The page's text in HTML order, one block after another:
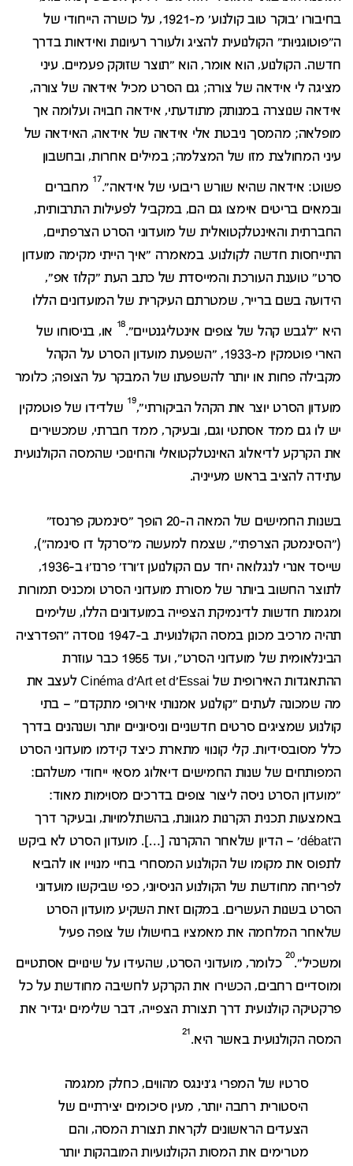
בחיבורו 'בוקר טוב קולנוע' מ-1921, על כושרה הייחודי של
ה"פוטוגניוּת" הקולנועית להציג ולעורר רעיונות ואידאות בדרך
חדשה. הקולנוע, הוא אומר, הוא "תוצר שזוקק פעמיים. עיני
מציגה לי אידאה של צורה; גם הסרט מכיל אידאה של צורה,
אידאה שנוצרה במנותק מתודעתי, אידאה חבויה ועלומה אך
מופלאה; מהמסך ניבטת אלי אידאה של אידאה, האידאה של
עיני המחולצת מזו של המצלמה; במילים אחרות, ובחשבון
פשוט: אידאה שהיא שורש ריבועי של אידאה".
17
מחברים
ובמאים בריטים אימצו גם הם, במקביל לפעילות התרבותית,
החברתית והאינטלקטואלית של מועדוני הסרט הצרפתיים,
התייחסות חדשה לקולנוע. במאמרה "איך הייתי מקימה מועדון
סרט" טוענת העורכת והמייסדת של כתב העת "קלוז אפ",
הידועה בשם ברייר, שמטרתם העיקרית של המועדונים הללו
היא "לגבש קהל של צופים אינטליגנטיים".
18
או, בניסוחו של
הארי פוטמקין מ-1933, "השפעת מועדון הסרט על הקהל
מקבילה פחות או יותר להשפעתו של המבקר על הצופה; כלומר
מועדון הסרט יוצר את הקהל הביקורתי",
19
שלדידו של פוטמקין
יש לו גם ממד אסתטי וגם, ובעיקר, ממד חברתי, שמכשירים
את הקרקע לדיאלוג האינטלקטואלי והחינוכי שהמסה הקולנועית
עתידה להציב בראש מעייניה.
בשנות החמישים של המאה ה-20 הופך "סינמטק פרנסז"
("הסינמטק הצרפתי", שצמח למעשה מ"סרקל דו סינמה"),
שייסד אנרי לנגלואה יחד עם הקולנוען ז'ורז' פרנז'וּ ב-1936,
לתוצר החשוב ביותר של מסורת מועדוני הסרט ומכניס תמורות
ומגמות חדשות לדינמיקת הצפייה במועדונים הללו, שלימים
תהיה מרכיב מכונן במסה הקולנועית. ב-1947 נוסדה "הפדרציה
הבינלאומית של מועדוני הסרט", ועד 1955 כבר עוזרת
ההתאגדות האירופית של Cinéma d'Art et d'Essai לעצב את
מה שמכונה לעתים "קולנוע אמנותי אירופי מתקדם" – בתי
קולנוע שמציגים סרטים חדשניים וניסיוניים יותר ושנהנים בדרך
כלל מסובסידיות. קלי קונווי מתארת כיצד קידמו מועדוני הסרט
המפותחים של שנות החמישים דיאלוג מסאִי ייחודי משלהם:
"מועדון הסרט ניסה ליצור צופים בדרכים מסוימות מאוד:
באמצעות תכנית הקרנות מגוונת, בהשתלמויות, ובעיקר דרך
ה'débat' – הדיון שלאחר ההקרנה […]. מועדון הסרט לא ביקש
לתפוס את מקומו של הקולנוע המסחרי בחיי מנוייו או להביא
לפריחה מחודשת של הקולנוע הניסיוני, כפי שביקשו מועדוני
הסרט בשנות העשרים. במקום זאת השקיע מועדון הסרט
שלאחר המלחמה את מאמציו בחישולו של צופה פעיל
ומשכיל".
20
כלומר, מועדוני הסרט, שהעידו על שינויים אסתטיים
ומוסדיים רחבים, הכשירו את הקרקע לחשיבה מחודשת על כל
פרקטיקה קולנועית דרך תצורת הצפייה, דבר שלימים יגדיר את
המסה הקולנועית באשר היא.
21
סרטיו של המפרי ג'נינגס מהווים, כחלק ממגמה
היסטורית רחבה יותר, מעין סיכומים יצירתיים של
הצעדים הראשונים לקראת תצורת המסה, והם
מטרימים את המסות הקולנועיות המובהקות יותר